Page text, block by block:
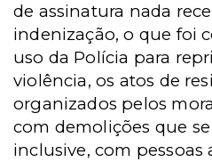
de assinatura nada
indenização, o que foi
uso da Polícia para
violência, os atos de
organizados pelos
com demolições que
inclusive, com pessoas